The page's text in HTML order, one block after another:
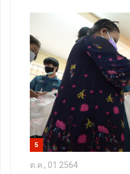
5
ต.ค., 01 2564